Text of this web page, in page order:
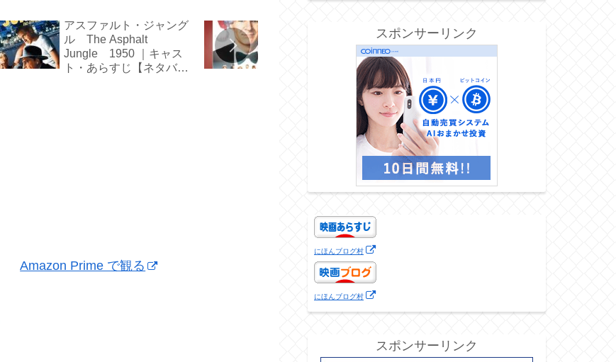
アスファルト・ジャング
ル The Asphalt
Jungle 1950 ｜キャス
ト・あらすじ【ネタバ
ミックス・ナッツ イブ
に逢えたら Mixed
Amazon Prime で観る
スポンサーリンク
にほんブログ村
にほんブログ村
スポンサーリンク